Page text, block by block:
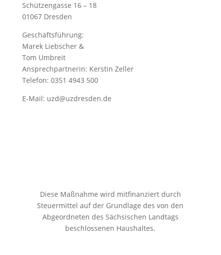
Schützengasse 16 – 18
01067 Dresden
Geschäftsführung:
Marek Liebscher &
Tom Umbreit
Ansprechpartnerin: Kerstin Zeller
Telefon: 0351 4943 500
E-Mail: uzd@uzdresden.de
Diese Maßnahme wird mitfinanziert durch
Steuermittel auf der Grundlage des von den
Abgeordneten des Sächsischen Landtags
beschlossenen Haushaltes.